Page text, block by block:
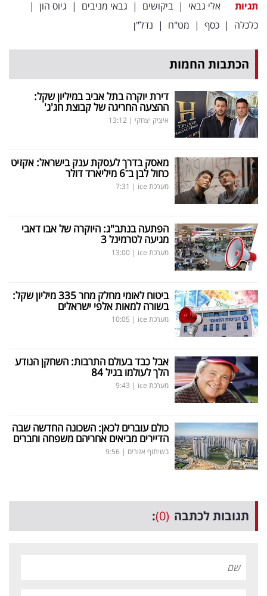
תגיות אלי גבאי | ביקושים | גבאי מניבים | גיוס הון |
כלכלה | כסף | מט"ח | נדל"ן
הכתבות החמות
דירת יוקרה בתל אביב במיליון שקל:
ההצעה החריגה של קבוצת חג'ג'
איציק יצחקי |
13:12
מאסק בדרך לעסקת ענק בישראל: אקזיט
כחול לבן ב־6 מיליארד דולר
מערכת ice |
7:31
הפתעה בנתב"ג: היוקרה של אבו דאבי
מגיעה לטרמינל 3
מערכת ice |
13:00
ביטוח לאומי מחלק מחר 335 מיליון שקל:
בשורה למאות אלפי ישראלים
מערכת ice |
10:05
אבל כבד בעולם התרבות: השחקן הנודע
הלך לעולמו בגיל 84
מערכת ice |
9:43
כולם עוברים לכאן: השכונה החדשה שבה
הדיירים מביאים אחריהם משפחה וחברים
בשיתוף אזורים |
9:56
תגובות לכתבה (0)
: